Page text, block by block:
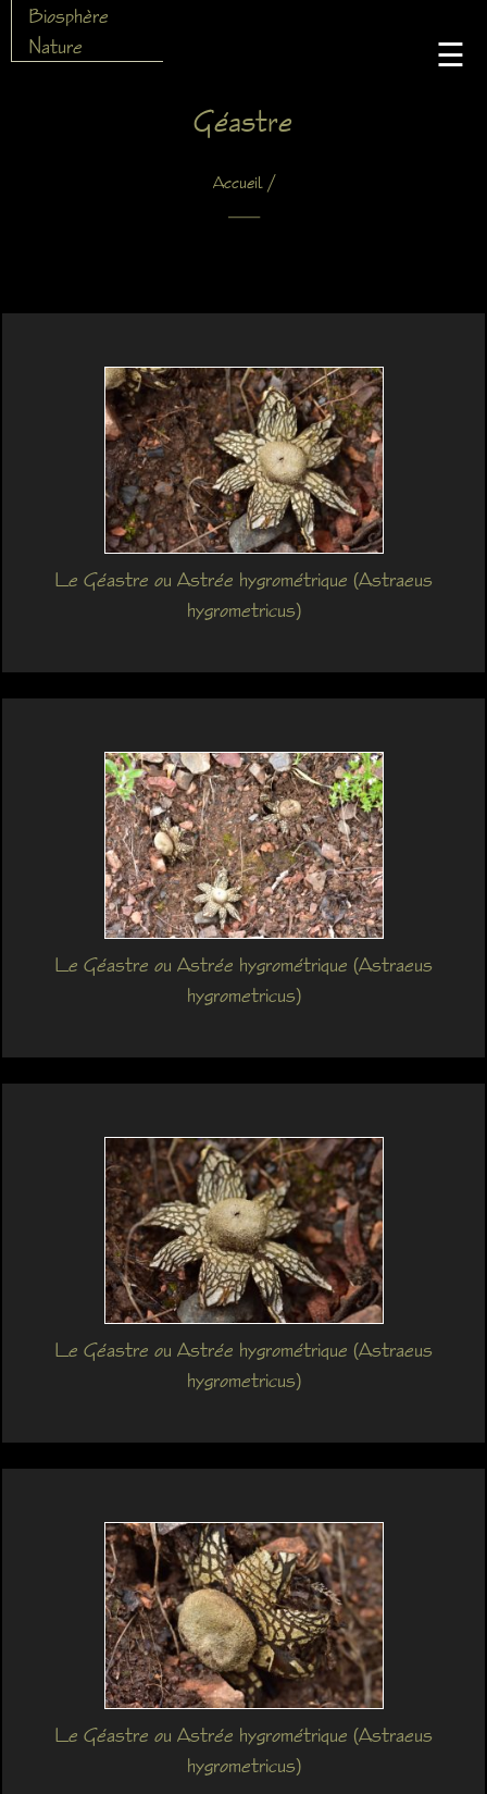
Biosphère
Nature
☰
Géastre
Accueil/
X
Le Géastre ou Astrée hygrométrique (Astraeus
hygrometricus)
Le Géastre ou Astrée hygrométrique (Astraeus
hygrometricus)
Le Géastre ou Astrée hygrométrique (Astraeus
hygrometricus)
Le Géastre ou Astrée hygrométrique (Astraeus
hygrometricus)